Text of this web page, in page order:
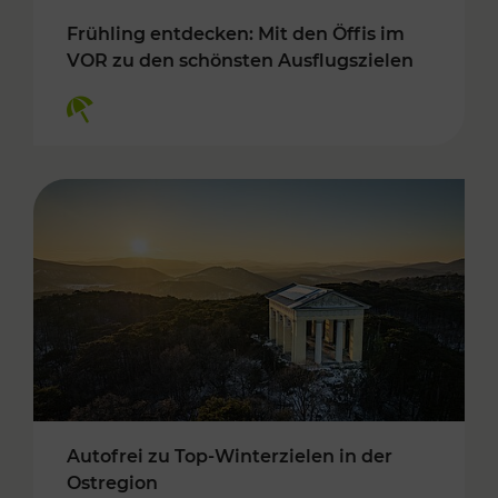
Frühling entdecken: Mit den Öffis im
VOR zu den schönsten Ausflugszielen
Autofrei zu Top-Winterzielen in der
Ostregion